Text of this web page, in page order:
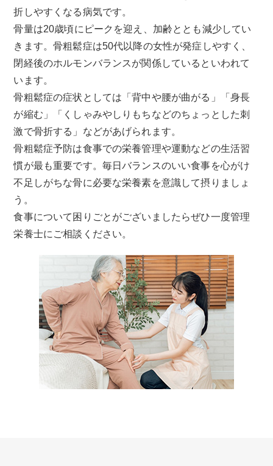
折しやすくなる病気です。
骨量は20歳頃にピークを迎え、加齢ととも減少してい
きます。骨粗鬆症は50代以降の女性が発症しやすく、
閉経後のホルモンバランスが関係しているといわれて
います。
骨粗鬆症の症状としては「背中や腰が曲がる」「身長
が縮む」「くしゃみやしりもちなどのちょっとした刺
激で骨折する」などがあげられます。
骨粗鬆症予防は食事での栄養管理や運動などの生活習
慣が最も重要です。毎日バランスのいい食事を心がけ
不足しがちな骨に必要な栄養素を意識して摂りましょ
う。
食事について困りごとがございましたらぜひ一度管理
栄養士にご相談ください。